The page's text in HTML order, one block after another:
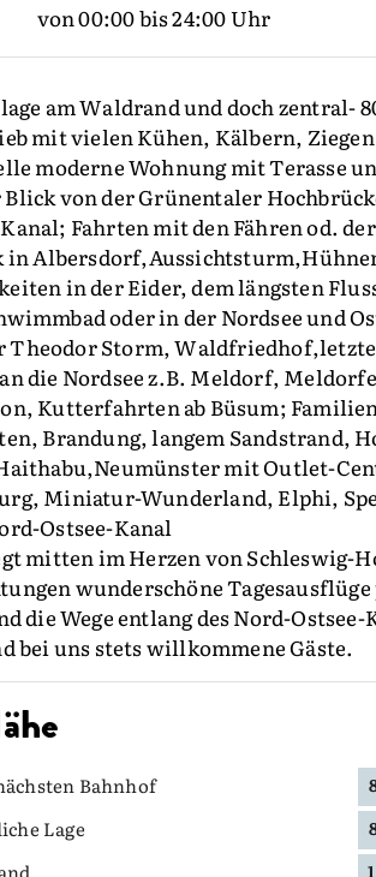
von 00:00 bis 24:00 Uhr
am Waldrand und doch zentral-
mit vielen Kühen, Kälbern,
moderne Wohnung mit Terasse
von der Grünentaler
Fahrten mit den Fähren od.
in
in der Eider, dem längsten
oder in der Nordsee und
Theodor Storm,
die Nordsee z.B. Meldorf,
Kutterfahrten ab Büsum;
Brandung, langem Sandstrand,
mit Outlet-
Miniatur-Wunderland, Elphi,
Ostsee-Kanal
mitten im Herzen von Schleswig-
wunderschöne
die Wege entlang des Nord-
bei uns stets willkommene Gäste.
Bahnhof
Lage